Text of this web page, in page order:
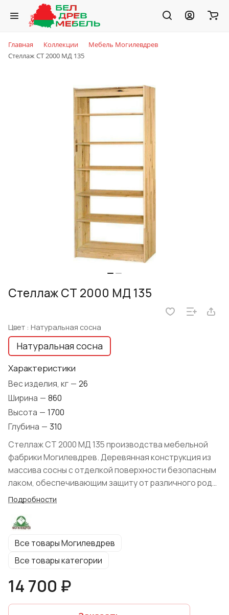
Главная Коллекции
Мебель Могилевдрев
Стеллаж СТ 2000 МД 135
Стеллаж СТ 2000 МД 135
Цвет : Натуральная сосна
Натуральная сосна
Характеристики
Вес изделия, кг — 26
Ширина — 860
Высота — 1700
Глубина — 310
Стеллаж СТ 2000 МД 135 производства мебельной
фабрики Могилевдрев. Деревянная конструкция из
массива сосны с отделкой поверхности безопасным
лаком, обеспечивающим защиту от различного рода
воздействий. Классическая модель отличается
функциональностью. Пять поперечных полок
вещей, начиная от книг и документации, заканчивая
предметами декора. Специалисты предлагают
Подробности
Все товары Могилевдрев
Все товары категории
14 700 ₽